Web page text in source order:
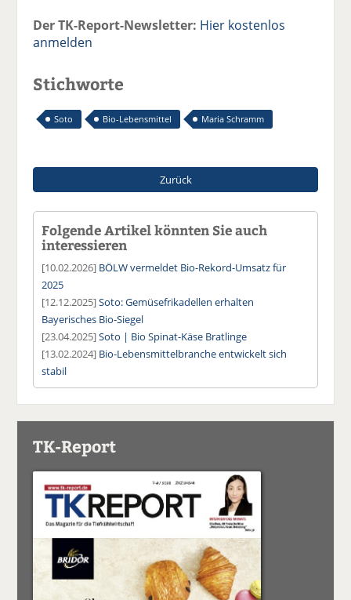
Der TK-Report-Newsletter: Hier kostenlos
anmelden
Stichworte
Soto Bio-Lebensmittel Maria Schramm
Zurück
Folgende Artikel könnten Sie auch
interessieren
[10.02.2026] BÖLW vermeldet Bio-Rekord-Umsatz für
2025
[12.12.2025]Soto: Gemüsefrikadellen erhalten
Bayerisches Bio-Siegel
[23.04.2025]Soto | Bio Spinat-Käse Bratlinge
[13.02.2024] Bio-Lebensmittelbranche entwickelt sich
stabil
TK-Report